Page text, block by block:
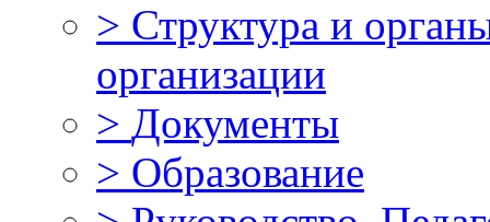
> Структура и
организации
> Документы
> Образование